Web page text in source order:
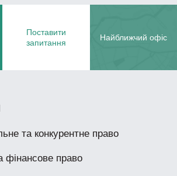
Поставити
запитання
Найближчий офіс
та конкурентне право
фінансове право